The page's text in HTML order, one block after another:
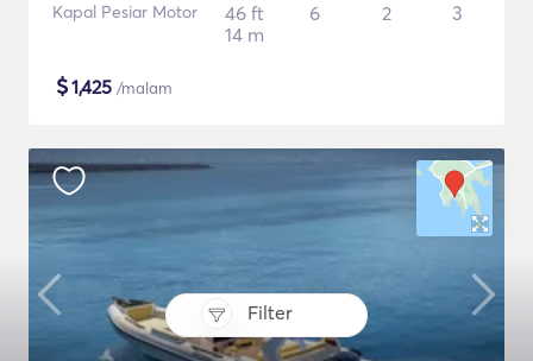
Filter
Kapal Pesiar Motor
46 ft
14 m
6 2 3
$1,425 /malam